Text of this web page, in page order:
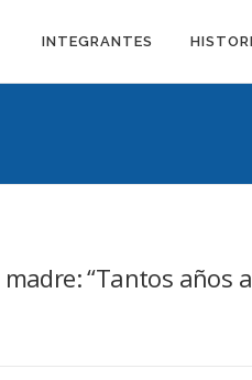
INTEGRANTES
“Tantos años